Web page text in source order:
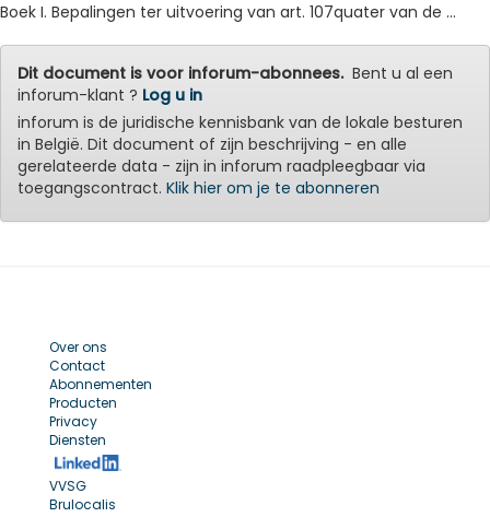
Boek I. Bepalingen ter uitvoering van art. 107quater van de ...
Dit document is voor inforum-abonnees.Bent u al een
inforum-klant ? Log u in
inforum is de juridische kennisbank van de lokale besturen
in België. Dit document of zijn beschrijving - en alle
gerelateerde data - zijn in inforum raadpleegbaar via
toegangscontract. Klik hier om je te abonneren
Over ons
Contact
Abonnementen
Producten
Privacy
Diensten
VVSG
Brulocalis